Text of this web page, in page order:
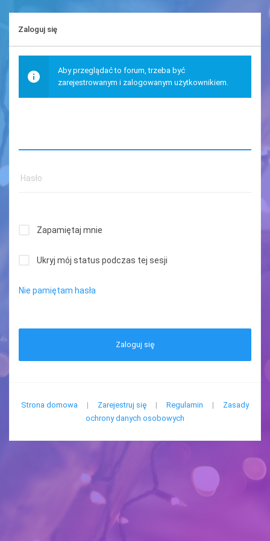
Zaloguj się
Aby przeglądać to forum, trzeba być
zarejestrowanym i zalogowanym użytkownikiem.
Zapamiętaj mnie
Ukryj mój status podczas tej sesji
Nie pamiętam hasła
Zaloguj się
Strona domowa | Zarejestruj się | Regulamin |
Zasady
ochrony danych osobowych